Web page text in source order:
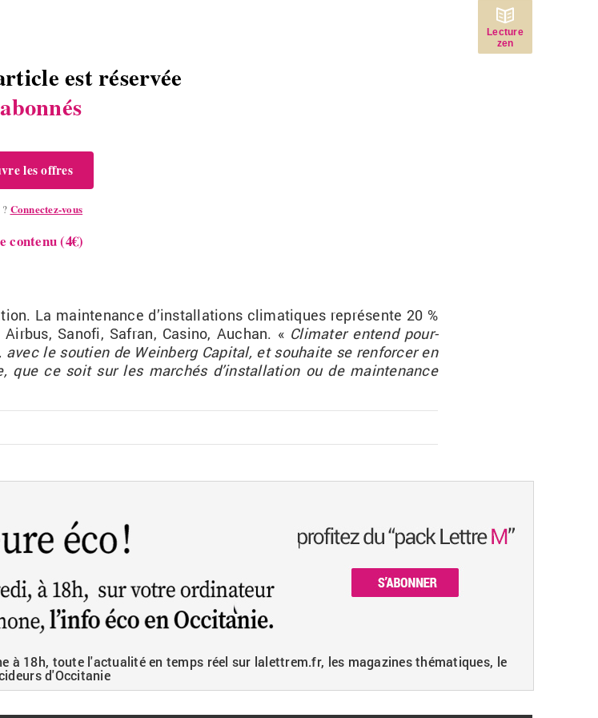
est réservée
abonnés
les offres
Connectez-vous
contenu (4€)
La main­te­nance d’ins­tal­la­tions cli­ma­tiques re­pré­sente 20 %
Sa­nofi, Sa­fran, Ca­sino, Au­chan. « Cli­ma­teren­tend pour­
le sou­tien de Wein­berg Ca­pi­tal, et sou­haite se ren­for­cer en
que ce soit sur les mar­chés d’ins­tal­la­tion ou de main­te­nance
Lecture
zen
à 18h, toute l'actualité en temps réel sur lalettrem.fr, les magazines thématiques, le
d'Occitanie